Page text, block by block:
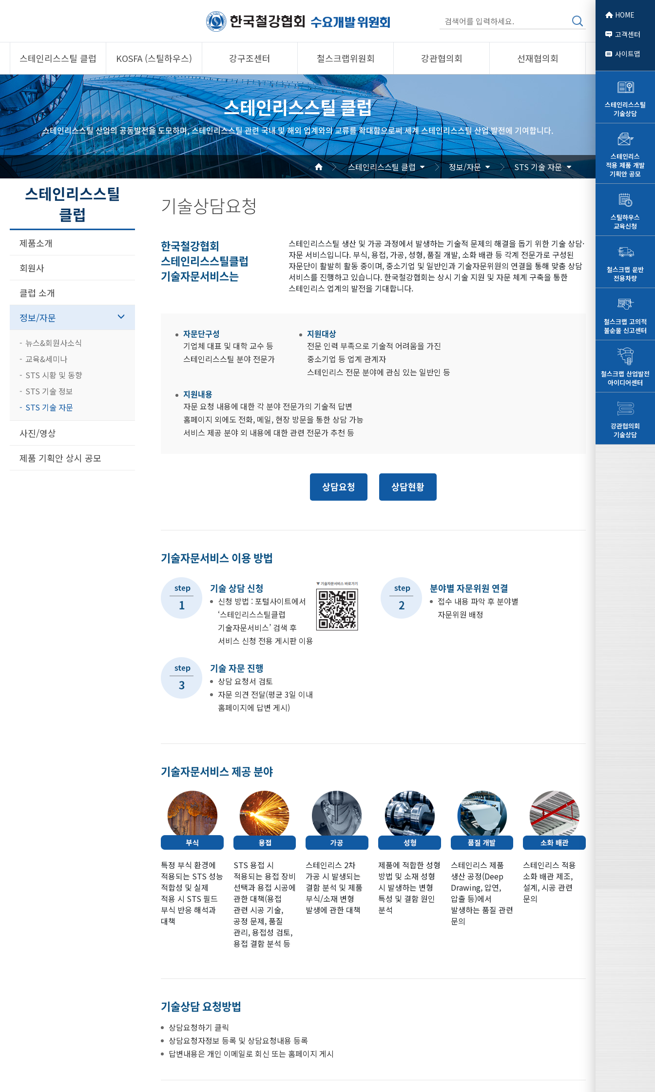
스테인리스스틸 클럽
제품소개
회원사
클럽 소개
정보/자문
사진/영상
제품 기획안 상시
공모
KOSFA (스틸하우스)
제품소개
회원사
KOSFA
알림/자료
사진/영상
강구조센터
제품소개
회원사
강구조센터
알림/자료
사진/영상
철스크랩위원회
제품소개
회원사
철스크랩위원회
알림/자료
사진/영상
강관협의회
회원사
협의회 소개
공지/자료
기술자문
사진/영상
선재협의회
알림/자료
사진/영상
스테인리스스틸 클럽
스테인리스스틸 산업의 공동발전을 도모하며, 스테인리스스틸 관련 국내 및 해외 업계와의 교류를 확대함으로써 세계 스테인리스스틸 산업 발전에 기여합니다.
스테인리스스틸 클럽 정보/자문 STS 기술 자문
스테인리스스틸
클럽
제품소개
회원사
클럽 소개
정보/자문
뉴스&회원사소식
교육&세미나
STS 시황 및 동향
STS 기술 정보
STS 기술 자문
사진/영상
제품 기획안 상시 공모
기술상담요청
한국철강협회
스테인리스스틸클럽
기술자문서비스는
스테인리스스틸 생산 및 가공 과정에서 발생하는 기술적 문제의 해결을 돕기 위한 기술 상담·
자문 서비스입니다. 부식, 용접, 가공, 성형, 품질 개발, 소화 배관 등 각계 전문가로 구성된
자문단이 활발히 활동 중이며, 중소기업 및 일반인과 기술자문위원의 연결을 통해 맞춤 상담
서비스를 진행하고 있습니다. 한국철강협회는 상시 기술 지원 및 자문 체계 구축을 통한
스테인리스 업계의 발전을 기대합니다.
자문단구성
기업체 대표 및 대학 교수 등
스테인리스스틸 분야 전문가
지원대상
전문 인력 부족으로 기술적 어려움을 가진
중소기업 등 업계 관계자
스테인리스 전문 분야에 관심 있는 일반인 등
지원내용
자문 요청 내용에 대한 각 분야 전문가의 기술적 답변
홈페이지 외에도 전화, 메일, 현장 방문을 통한 상담 가능
서비스 제공 분야 외 내용에 대한 관련 전문가 추천 등
상담요청 상담현황
기술자문서비스 이용 방법
기술 상담 신청
신청 방법 : 포털사이트에서
‘스테인리스스틸클럽
기술자문서비스’ 검색 후
서비스 신청 전용 게시판 이용
분야별 자문위원 연결
접수 내용 파악 후 분야별
자문위원 배정
기술 자문 진행
상담 요청서 검토
자문 의견 전달(평균 3일 이내
홈페이지에 답변 게시)
기술자문서비스 제공 분야
특정 부식 환경에
적용되는 STS 성능
적합성 및 실제
적용 시 STS 필드
부식 반응 해석과
대책
STS 용접 시
적용되는 용접 장비
선택과 용접 시공에
관한 대책(용접
관련 시공 기술,
공정 문제, 품질
관리, 용접성 검토,
용접 결함 분석 등
스테인리스 2차
가공 시 발생되는
결함 분석 및 제품
부식/소재 변형
발생에 관한 대책
제품에 적합한 성형
방법 및 소재 성형
시 발생하는 변형
특성 및 결함 원인
분석
스테인리스 제품
생산 공정(Deep
Drawing, 압연,
압출 등)에서
발생하는 품질 관련
문의
스테인리스 적용
소화 배관 제조,
설계, 시공 관련
문의
기술상담 요청방법
상담요청하기 클릭
상담요청자정보 등록 및 상담요청내용 등록
답변내용은 개인 이메일로 회신 또는 홈페이지 게시
HOME
고객센터
사이트맵
스테인리스스틸
기술상담
스테인리스
적용 제품 개발
기획안 공모
스틸하우스
교육신청
철스크랩 운반
전용차량
철스크랩 고의적
불순물 신고센터
철스크랩 산업발전
아이디어센터
강관협의회
기술상담